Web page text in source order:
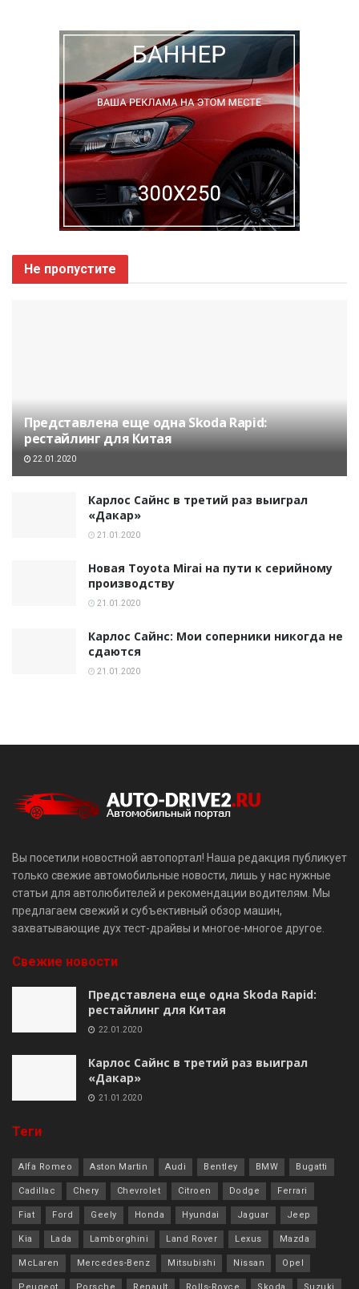
Не пропустите
Представлена еще одна Skoda Rapid:
рестайлинг для Китая
22.01.2020
Карлос Сайнс в третий раз выиграл
«Дакар»
21.01.2020
Новая Toyota Mirai на пути к серийному
производству
21.01.2020
Карлос Сайнс: Мои соперники никогда не
сдаются
21.01.2020
Вы посетили новостной автопортал! Наша редакция публикует
только свежие автомобильные новости, лишь у нас нужные
статьи для автолюбителей и рекомендации водителям. Мы
предлагаем свежий и субъективный обзор машин,
захватывающие дух тест-драйвы и многое-многое другое.
Свежие новости
Представлена еще одна Skoda Rapid:
рестайлинг для Китая
22.01.2020
Карлос Сайнс в третий раз выиграл
«Дакар»
21.01.2020
Теги
Alfa Romeo Aston Martin Audi Bentley BMW Bugatti
Cadillac Chery Chevrolet Citroen Dodge Ferrari
Fiat Ford Geely Honda Hyundai Jaguar Jeep
Kia Lada Lamborghini Land Rover Lexus Mazda
McLaren Mercedes-Benz Mitsubishi Nissan Opel
Peugeot Porsche Renault Rolls-Royce Skoda Suzuki